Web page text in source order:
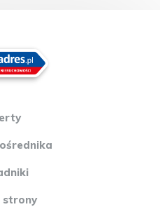
mają charakter
one oferty w rozumieniu
r. Kodeks cywilny (Dz.U.
strony